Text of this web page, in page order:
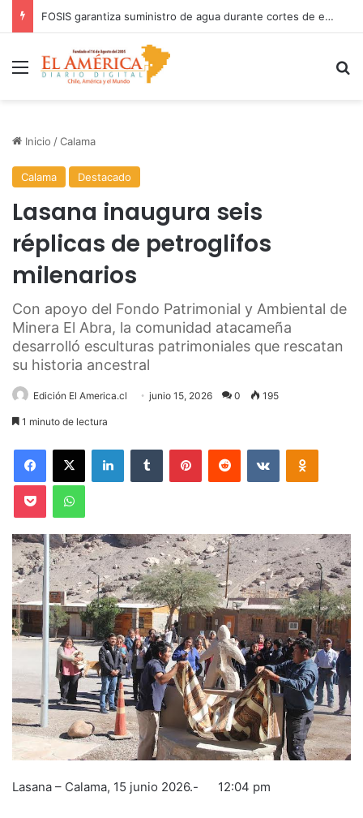
COANIQUEM inicia gira nacional para presentar Manual de Quemaduras a profesionales de la salud
Menú
Inicio /Calama
Calama Destacado
Lasana inaugura seis
réplicas de petroglifos
milenarios
Con apoyo del Fondo Patrimonial y Ambiental de
Minera El Abra, la comunidad atacameña
desarrolló esculturas patrimoniales que rescatan
su historia ancestral
Edición El America.cl junio 15, 2026 0 195
1 minuto de lectura
Facebook
X LinkedInTumblr PinterestReddit VKontakte
Pocket WhatsApp
Lasana – Calama, 15 junio 2026.- 12:04 pm